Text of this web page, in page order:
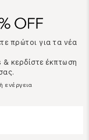
πρώτοι για τα νέα
κερδίστε έκπτωση
ενέργεια